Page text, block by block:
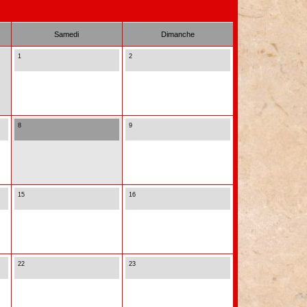
Samedi Dimanche
1 2
8 9
15 16
22 23